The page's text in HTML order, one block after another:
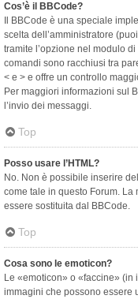
Cos’è il BBCode?
Il BBCode è una speciale
scelta dell’amministratore
tramite l’opzione nel modulo
comandi sono racchiusi tra
< e > e offre un controllo
Per maggiori informazioni sul
l’invio dei messaggi.
Top
Posso usare l’HTML?
No. Non è possibile inserire
come tale in questo Forum. La
essere sostituita dal BBCode.
Top
Cosa sono le emoticon?
Le «emoticon» o «faccine» (in
immagini che possono essere